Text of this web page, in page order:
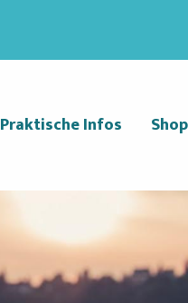
Praktische Infos